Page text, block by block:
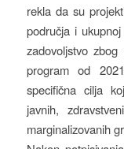
rekla da su
područja i
zadovoljstvo
program od
specifična cilja
javnih,
marginalizovanih